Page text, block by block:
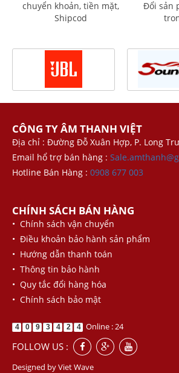
chuyển khoản, tiền mặt,
Shipcod
Đổi sản
CÔNG TY ÂM THANH VIỆT
Địa chỉ : Đường Đỗ Xuân Hợp, P. Long
Email hổ trợ bán hàng :
Hotline Bán Hàng : 0908 677 003
CHÍNH SÁCH BÁN HÀNG
• Chính sách vận chuyển
• Điều khoản bảo hành sản phẩm
• Hướng dẫn thanh toán
• Thông tin bảo hành
• Quy tắc đổi hàng hóa
• Chính sách bảo mật
4 0 9 3 4 2 4 Online : 24
FOLLOW US :
Designed byViet Wave